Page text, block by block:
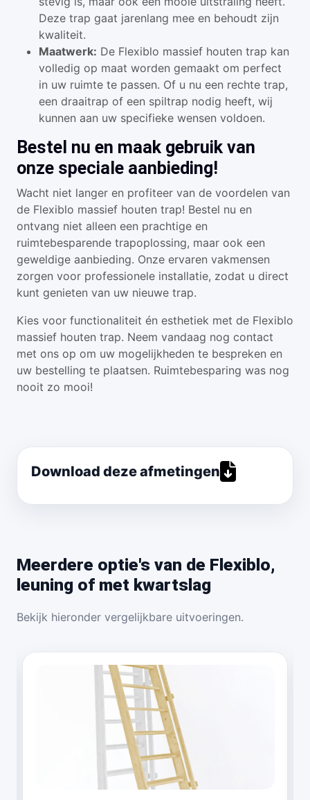
Deze trap gaat jarenlang mee en behoudt zijn
kwaliteit.
Maatwerk: De Flexiblo massief houten trap kan
volledig op maat worden gemaakt om perfect
in uw ruimte te passen. Of u nu een rechte trap,
een draaitrap of een spiltrap nodig heeft, wij
kunnen aan uw specifieke wensen voldoen.
Bestel nu en maak gebruik van
onze speciale aanbieding!
Wacht niet langer en profiteer van de voordelen van
de Flexiblo massief houten trap! Bestel nu en
ontvang niet alleen een prachtige en
ruimtebesparende trapoplossing, maar ook een
geweldige aanbieding. Onze ervaren vakmensen
zorgen voor professionele installatie, zodat u direct
kunt genieten van uw nieuwe trap.
Kies voor functionaliteit én esthetiek met de Flexiblo
massief houten trap. Neem vandaag nog contact
met ons op om uw mogelijkheden te bespreken en
uw bestelling te plaatsen. Ruimtebesparing was nog
nooit zo mooi!
Download deze afmetingen
Meerdere optie's van de Flexiblo,
leuning of met kwartslag
Bekijk hieronder vergelijkbare uitvoeringen.